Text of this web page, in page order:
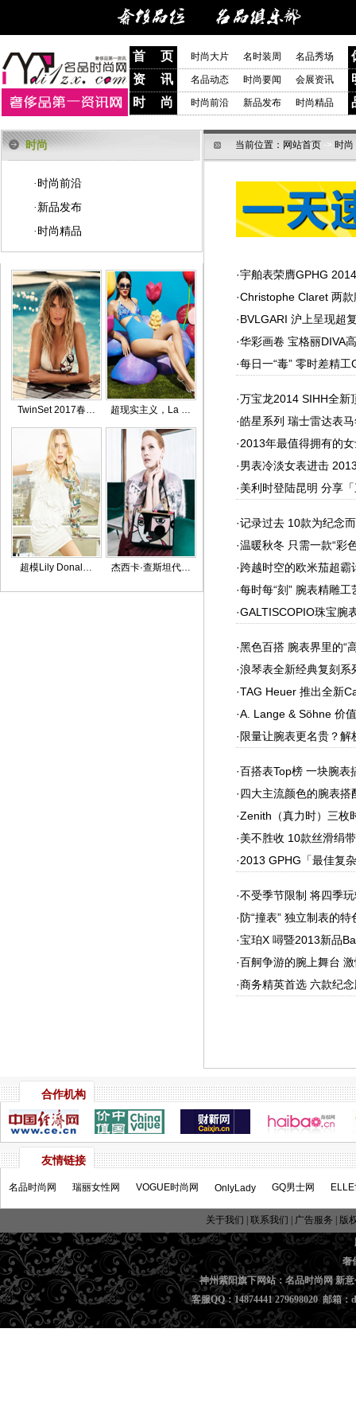
首 页 时尚大片 名时装周名品秀场
资 讯
名品动态 时尚要闻 会展资讯
时 尚
时尚前沿 新品发布 时尚精品
时尚
· 时尚前沿
· 新品发布
· 时尚精品
TwinSet 2017春… 超现实主义，La …
超模Lily Donal… 杰西卡·查斯坦代…
当前位置： 网站首页 -> 时尚
·宇舶表荣膺GPHG
·Christophe Claret 两
·BVLGARI 沪上呈现超
·华彩画卷 宝格丽DIVA
·每日一“毒” 零时差精工
·万宝龙2014 SIHH全新
·皓星系列 瑞士雷达表
·2013年最值得拥有的
·男表冷淡女表进击
·美利时登陆昆明 分享
·记录过去 10款为纪念
·温暖秋冬 只需一款“彩
·跨越时空的欧米茄超霸
·每时每“刻” 腕表精雕工
·GALTISCOPIO珠宝腕
·黑色百搭 腕表界里的“
·浪琴表全新经典复刻系
·TAG Heuer 推出全新
·A. Lange & Söhne 价
· 限量让腕表更名贵？解
·百搭表Top榜 一块腕表
·四大主流颜色的腕表搭
·Zenith（真力时）三枚
·美不胜收 10款丝滑绢
·2013 GPHG「最佳复
·不受季节限制 将四季
·防“撞表” 独立制表的特
·宝珀X 噚暨2013新品
·百舸争游的腕上舞台
·商务精英首选 六款纪
合作机构
友情链接
名品时尚网 瑞丽女性网 VOGUE时尚网 OnlyLady GQ男士网
关于我们 联系我们 广告服务
版
奢
神州紫阳旗下网站：名品时尚网 新
客服QQ：14874441 279698020 邮箱